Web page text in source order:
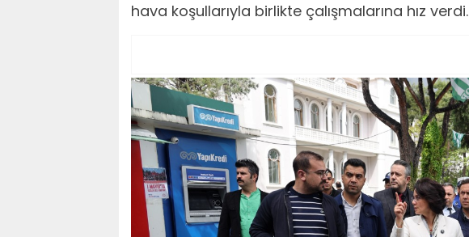
hava koşullarıyla birlikte çalışmalarına hız verdi.